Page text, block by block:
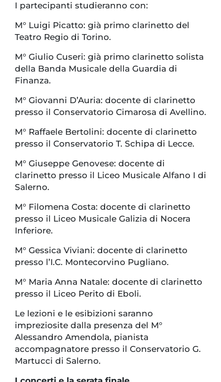
I partecipanti studieranno con:
M° Luigi Picatto: già primo clarinetto del
Teatro Regio di Torino.
M° Giulio Cuseri: già primo clarinetto solista
della Banda Musicale della Guardia di
Finanza.
M° Giovanni D’Auria: docente di clarinetto
presso il Conservatorio Cimarosa di Avellino.
M° Raffaele Bertolini: docente di clarinetto
presso il Conservatorio T. Schipa di Lecce.
M° Giuseppe Genovese: docente di
clarinetto presso il Liceo Musicale Alfano I di
Salerno.
M° Filomena Costa: docente di clarinetto
presso il Liceo Musicale Galizia di Nocera
Inferiore.
M° Gessica Viviani: docente di clarinetto
presso l’I.C. Montecorvino Pugliano.
M° Maria Anna Natale: docente di clarinetto
presso il Liceo Perito di Eboli.
Le lezioni e le esibizioni saranno
impreziosite dalla presenza del M°
Alessandro Amendola, pianista
accompagnatore presso il Conservatorio G.
Martucci di Salerno.